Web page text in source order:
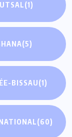
(1)
(5)
BISSAU(1)
(60)